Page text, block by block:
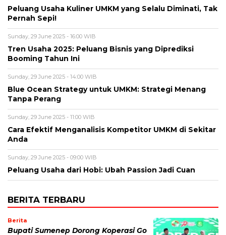
Peluang Usaha Kuliner UMKM yang Selalu Diminati, Tak
Pernah Sepi!
Sunday, 29 June 2025 - 16:00 WIB
Tren Usaha 2025: Peluang Bisnis yang Diprediksi
Booming Tahun Ini
Sunday, 29 June 2025 - 14:00 WIB
Blue Ocean Strategy untuk UMKM: Strategi Menang
Tanpa Perang
Sunday, 29 June 2025 - 11:00 WIB
Cara Efektif Menganalisis Kompetitor UMKM di Sekitar
Anda
Sunday, 29 June 2025 - 09:00 WIB
Peluang Usaha dari Hobi: Ubah Passion Jadi Cuan
BERITA TERBARU
Berita
Bupati Sumenep Dorong Koperasi Go